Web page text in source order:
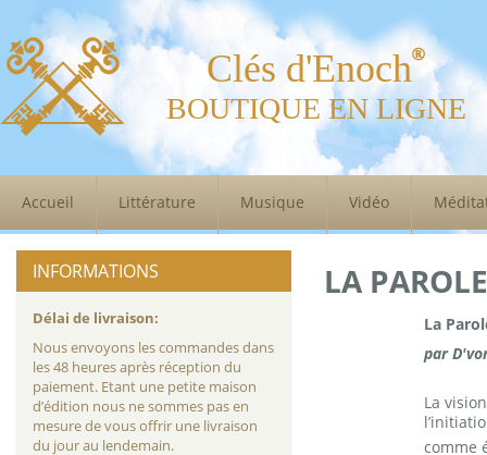
Clés d'Enoch
BOUTIQUE EN LIGNE
Accueil Littérature Musique Vidéo
INFORMATIONS
Délai de livraison:
Nous envoyons les commandes dans
les 48 heures après réception du
paiement. Etant une petite maison
d’édition nous ne sommes pas en
mesure de vous offrir une livraison
du jour au lendemain.
LA
La
par
La
comme